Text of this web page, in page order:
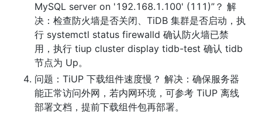
MySQL server on '192.168.1.100' (111)”？ 解
决：检查防火墙是否关闭、TiDB 集群是否启动，执
行 systemctl status firewalld 确认防火墙已禁
用，执行 tiup cluster display tidb-test 确认 tidb
节点为 Up。
问题：TiUP 下载组件速度慢？ 解决：确保服务器
能正常访问外网，若内网环境，可参考 TiUP 离线
部署文档，提前下载组件包再部署。